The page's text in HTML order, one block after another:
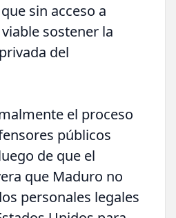
sin acceso a
sostener la
del
el proceso
públicos
de que el
que Maduro no
personales legales